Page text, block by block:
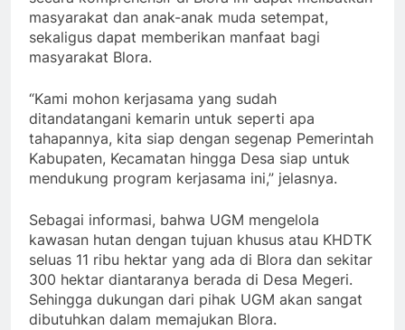
masyarakat dan anak-anak muda setempat,
sekaligus dapat memberikan manfaat bagi
masyarakat Blora.
“Kami mohon kerjasama yang sudah
ditandatangani kemarin untuk seperti apa
tahapannya, kita siap dengan segenap Pemerintah
Kabupaten, Kecamatan hingga Desa siap untuk
mendukung program kerjasama ini,” jelasnya.
Sebagai informasi, bahwa UGM mengelola
kawasan hutan dengan tujuan khusus atau KHDTK
seluas 11 ribu hektar yang ada di Blora dan sekitar
300 hektar diantaranya berada di Desa Megeri.
Sehingga dukungan dari pihak UGM akan sangat
dibutuhkan dalam memajukan Blora.